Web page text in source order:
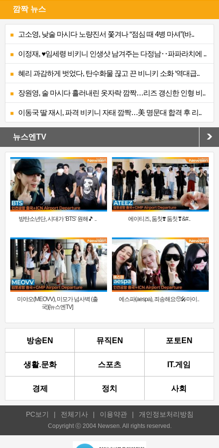
깜짝 뉴스
고소영, 낮술 마시다 노량진서 쫓겨나 “점심 때 4병 마셔”(바..
이정재, ♥임세령 비키니 인생샷 남겨주는 다정남‥파파라치에 ..
혜리 과감하게 벗었다, 탄수화물 끊고 끈 비니키 소화 ‘역대급..
장원영, 술 마시다 흘러내린 옷자락 깜짝…리즈 갱신한 인형 비..
이동국 딸 재시, 파격 비키니 자태 깜짝…美 명문대 합격 후 리..
뉴스엔TV
방탄소년단, 시대가 ‘BTS’ 원해🎵 .. 에이티즈, 둠칫❣️ 둠칫❣&#..
미야오(MEOVV), 미모가 넘사벽 (출
국)[뉴스엔TV]
에스파(aespa), 죄송해요🥺🎤마이..
방송EN 뮤직EN 포토EN
생활.문화 스포츠 IT.게임
경제 정치 사회
PC보기 | 전체기사 | 이용약관 | 개인정보처리방침
Copyright ⓒ 2004 Newsen. All rights reserved.